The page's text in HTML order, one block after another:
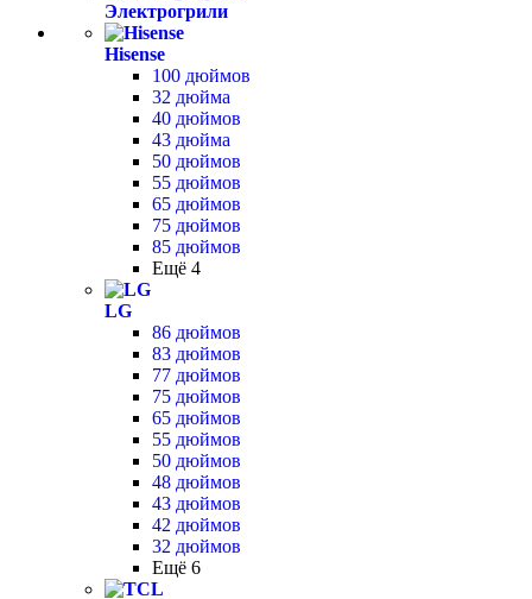
Электрогрили
Hisense
100 дюймов
32 дюйма
40 дюймов
43 дюйма
50 дюймов
55 дюймов
65 дюймов
75 дюймов
85 дюймов
Ещё 4
LG
86 дюймов
83 дюймов
77 дюймов
75 дюймов
65 дюймов
55 дюймов
50 дюймов
48 дюймов
43 дюймов
42 дюймов
32 дюймов
Ещё 6